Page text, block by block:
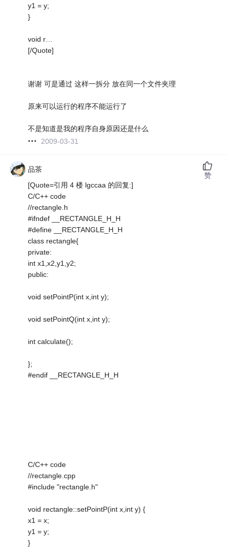
y1 = y;
}
void r…
[/Quote]
谢谢 可是通过 这样一拆分 放在同一个文件夹理
原来可以运行的程序不能运行了
不是知道是我的程序自身原因还是什么
2009-03-31
品茶
[Quote=引用 4 楼 lgccaa 的回复:]
C/C++ code
//rectangle.h
#ifndef __RECTANGLE_H_H
#define __RECTANGLE_H_H
class rectangle{
private:
int x1,x2,y1,y2;
public:
void setPointP(int x,int y);
void setPointQ(int x,int y);
int calculate();
};
#endif __RECTANGLE_H_H
C/C++ code
//rectangle.cpp
#include "rectangle.h"
void rectangle::setPointP(int x,int y) {
x1 = x;
y1 = y;
}
赞